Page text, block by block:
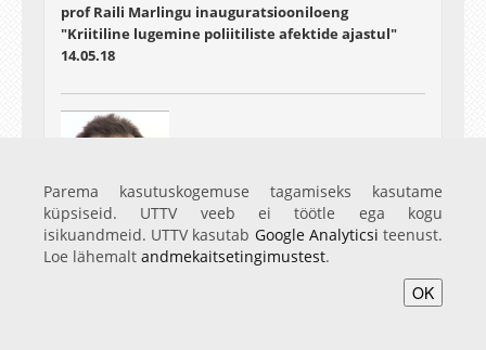
prof Raili Marlingu inauguratsiooniloeng
"Kriitiline lugemine poliitiliste afektide ajastul"
14.05.18
Parema kasutuskogemuse tagamiseks kasutame
küpsiseid. UTTV veeb ei töötle ega kogu
isikuandmeid. UTTV kasutab Google Analyticsi teenust.
Loe lähemalt andmekaitsetingimustest.
OK